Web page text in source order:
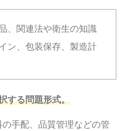
、関連法や衛生の知識
ン、包装保存、製造計
する問題形式。
手配、品質管理などの管